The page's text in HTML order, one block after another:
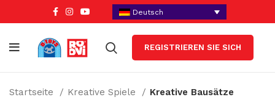
Deutsch
REGISTRIEREN SIE SICH
Startseite Kreative Spiele Kreative Bausätze